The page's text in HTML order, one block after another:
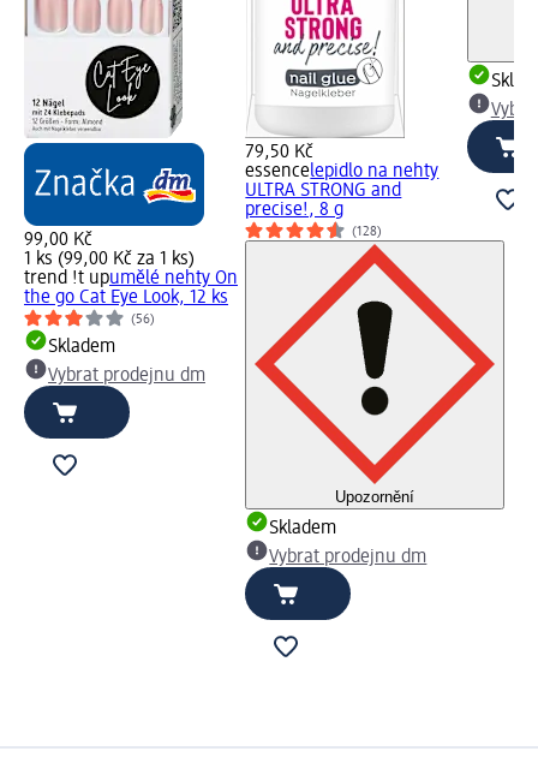
99,00 Kč
1 ks (99,00 Kč za 1 ks)
trend !t upumělé nehty On
the go Cat Eye Look, 12 ks
(56)
Skladem
Vybrat prodejnu dm
79,50 Kč
essencelepidlo na nehty
ULTRA STRONG and
precise!, 8 g
(128)
Upozornění
Skladem
Vybrat prodejnu dm